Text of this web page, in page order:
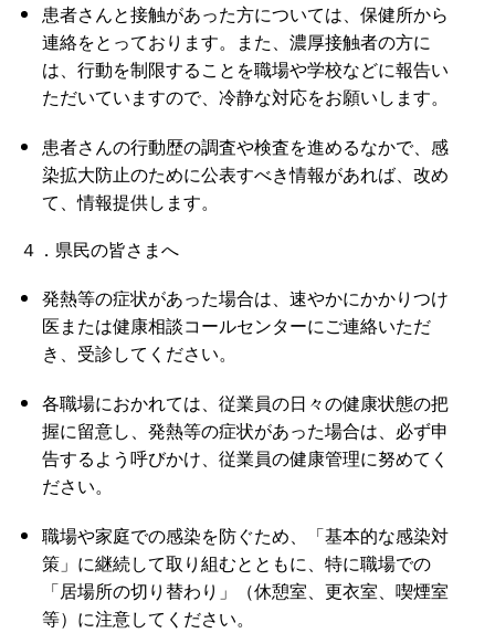
患者さんと接触があった方については、保健所から
連絡をとっております。また、濃厚接触者の方に
は、行動を制限することを職場や学校などに報告い
ただいていますので、冷静な対応をお願いします。
患者さんの行動歴の調査や検査を進めるなかで、感
染拡大防止のために公表すべき情報があれば、改め
て、情報提供します。
４．県民の皆さまへ
発熱等の症状があった場合は、速やかにかかりつけ
医または健康相談コールセンターにご連絡いただ
き、受診してください。
各職場におかれては、従業員の日々の健康状態の把
握に留意し、発熱等の症状があった場合は、必ず申
告するよう呼びかけ、従業員の健康管理に努めてく
ださい。
職場や家庭での感染を防ぐため、「基本的な感染対
策」に継続して取り組むとともに、特に職場での
「居場所の切り替わり」（休憩室、更衣室、喫煙室
等）に注意してください。